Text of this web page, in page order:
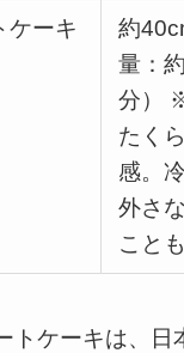
ケーキ
約
量：
分）
たく
感。
外さ
ことも
トケーキは、日